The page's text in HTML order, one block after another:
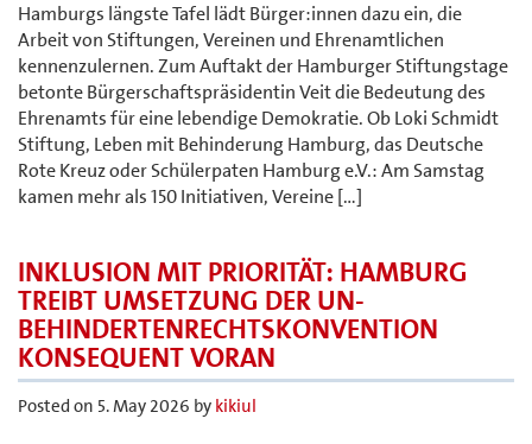
Hamburgs längste Tafel lädt Bürger:innen dazu ein, die
Arbeit von Stiftungen, Vereinen und Ehrenamtlichen
kennenzulernen. Zum Auftakt der Hamburger Stiftungstage
betonte Bürgerschaftspräsidentin Veit die Bedeutung des
Ehrenamts für eine lebendige Demokratie. Ob Loki Schmidt
Stiftung, Leben mit Behinderung Hamburg, das Deutsche
Rote Kreuz oder Schülerpaten Hamburg e.V.: Am Samstag
kamen mehr als 150 Initiativen, Vereine […]
INKLUSION MIT PRIORITÄT: HAMBURG
TREIBT UMSETZUNG DER UN-
BEHINDERTENRECHTSKONVENTION
KONSEQUENT VORAN
Posted on 5. May 2026 by kikiul